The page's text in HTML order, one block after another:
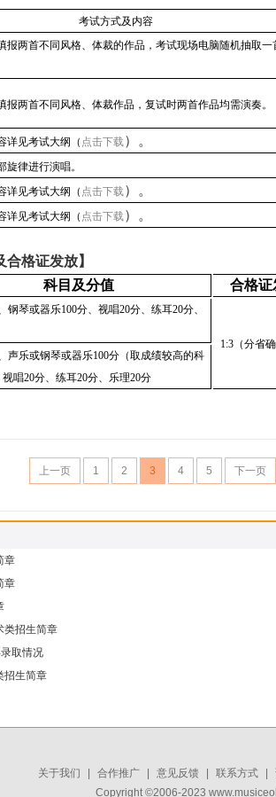
考试方式及内容
报两首不同风格、体裁的作品，考试现场电脑随机抽取一
报两首不同风格、体裁作品，复试时两首作品均需演奏。
详见考试大纲（ 点击下载）。
旋律进行演唱。
详见考试大纲（ 点击下载）。
详见考试大纲（ 点击下载）。
格证发放】
科目及分值 合格证
钢琴或器乐100分、视唱20分、练耳20分、
1:3（分省
声乐或钢琴或器乐100分（取成绩较高的科
视唱20分、练耳20分、乐理20分
上一页 1 2 3 4 5 下一页
章
章
类招生简章
取情况
招生简章
关于我们 合作推广 意见反馈 联系方式
Copyright ©2006-2023